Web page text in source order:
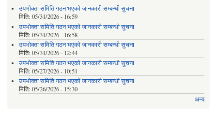
उपभोक्ता समिति गठन भएको जानकारी सम्बन्धी सुचना
मिति: 05/31/2026 - 16:59
उपभोक्ता समिति गठन भएको जानकारी सम्बन्धी सुचना
मिति: 05/31/2026 - 16:58
उपभोक्ता समिति गठन भएको जानकारी सम्बन्धी सुचना
मिति: 05/31/2026 - 12:44
उपभोक्ता समिति गठन भएको जानकारी सम्बन्धी सुचना
मिति: 05/27/2026 - 10:51
उपभोक्ता समिति गठन भएको जानकारी सम्बन्धी सुचना
मिति: 05/26/2026 - 15:30
अन्य